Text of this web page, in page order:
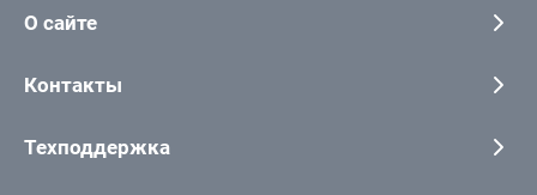
О сайте
Контакты
Техподдержка